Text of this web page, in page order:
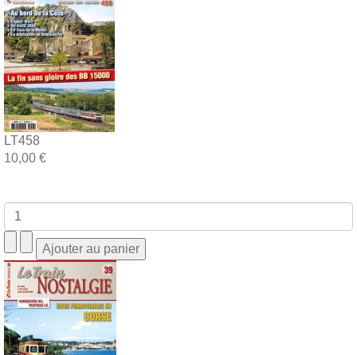
LT458
10,00 €